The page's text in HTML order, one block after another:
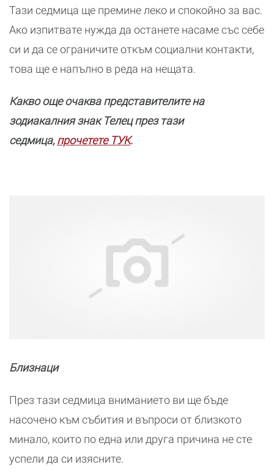
Тази седмица ще премине леко и спокойно за вас.
Ако изпитвате нужда да останете насаме със себе
си и да се ограничите откъм социални контакти,
това ще е напълно в реда на нещата.
Какво още очаква представителите на
зодиакалния знак Телец през тази
седмица,прочетете ТУК.
Близнаци
През тази седмица вниманието ви ще бъде
насочено към събития и въпроси от близкото
минало, които по една или друга причина не сте
успели да си изясните.